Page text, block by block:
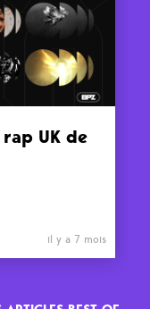
UK de
il y a 7 mois